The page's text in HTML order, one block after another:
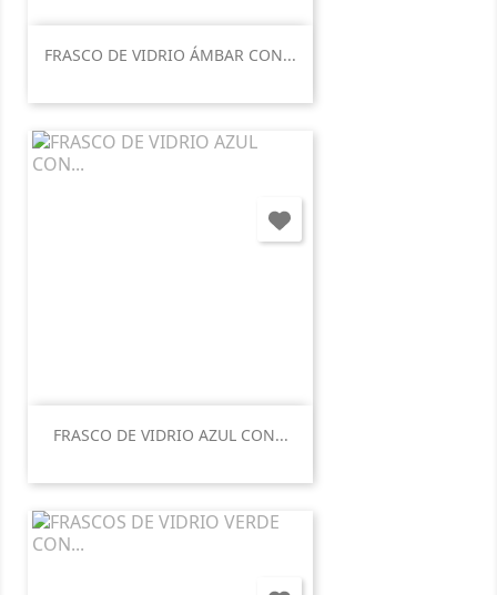
FRASCO DE VIDRIO ÁMBAR CON...
FRASCO DE VIDRIO AZUL CON...